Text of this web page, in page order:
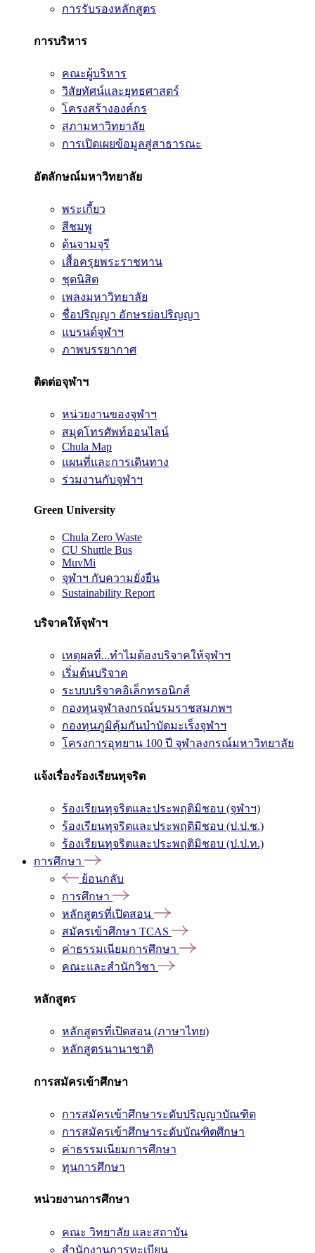
การรับรองหลักสูตร
การบริหาร
คณะผู้บริหาร
วิสัยทัศน์และยุทธศาสตร์
โครงสร้างองค์กร
สภามหาวิทยาลัย
การเปิดเผยข้อมูลสู่สาธารณะ
อัตลักษณ์มหาวิทยาลัย
พระเกี้ยว
สีชมพู
ต้นจามจุรี
เสื้อครุยพระราชทาน
ชุดนิสิต
เพลงมหาวิทยาลัย
ชื่อปริญญา อักษรย่อปริญญา
แบรนด์จุฬาฯ
ภาพบรรยากาศ
ติดต่อจุฬาฯ
หน่วยงานของจุฬาฯ
สมุดโทรศัพท์ออนไลน์
Chula Map
แผนที่และการเดินทาง
ร่วมงานกับจุฬาฯ
Green University
Chula Zero Waste
CU Shuttle Bus
MuvMi
จุฬาฯ กับความยั่งยืน
Sustainability Report
บริจาคให้จุฬาฯ
เหตุผลที่...ทำไมต้องบริจาคให้จุฬาฯ
เริ่มต้นบริจาค
ระบบบริจาคอิเล็กทรอนิกส์
กองทุนจุฬาลงกรณ์บรมราชสมภพฯ
กองทุนภูมิคุ้มกันบำบัดมะเร็งจุฬาฯ
โครงการอุทยาน 100 ปี จุฬาลงกรณ์มหาวิทยาลัย
แจ้งเรื่องร้องเรียนทุจริต
ร้องเรียนทุจริตและประพฤติมิชอบ (จุฬาฯ)
ร้องเรียนทุจริตและประพฤติมิชอบ (ป.ป.ช.)
ร้องเรียนทุจริตและประพฤติมิชอบ (ป.ป.ท.)
การศึกษา
ย้อนกลับ
การศึกษา
หลักสูตรที่เปิดสอน
สมัครเข้าศึกษา TCAS
ค่าธรรมเนียมการศึกษา
คณะและสำนักวิชา
หลักสูตร
หลักสูตรที่เปิดสอน (ภาษาไทย)
หลักสูตรนานาชาติ
การสมัครเข้าศึกษา
การสมัครเข้าศึกษาระดับปริญญาบัณฑิต
การสมัครเข้าศึกษาระดับบัณฑิตศึกษา
ค่าธรรมเนียมการศึกษา
ทุนการศึกษา
หน่วยงานการศึกษา
คณะ วิทยาลัย และสถาบัน
สำนักงานการทะเบียน